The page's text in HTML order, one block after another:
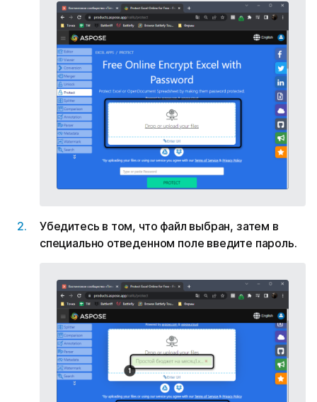
Убедитесь в том, что файл выбран, затем в
специально отведенном поле введите пароль.